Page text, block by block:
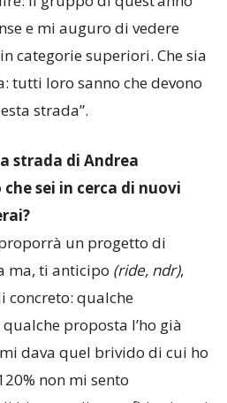
negli ultimi tre.I
ognuno di loro dicendo
il gruppo di quest’anno
e mi auguro di vedere
categorie superiori. Che sia
strada”.
strada di Andrea
sei in cerca di nuovi
un progetto di
ma, ti anticipo(ride, ndr),
concreto: qualche
proposta l’ho già